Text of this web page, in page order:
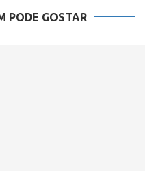
PODE GOSTAR